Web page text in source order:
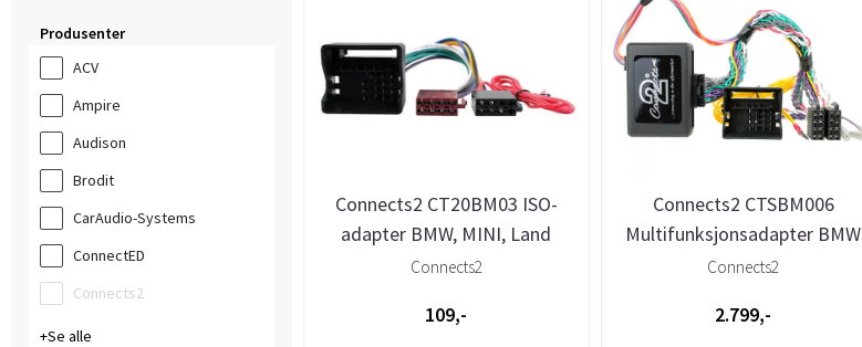
Produsenter
ACV
Ampire
Audison
Brodit
CarAudio-Systems
ConnectED
Connects2
Se alle
Connects2 CT20BM03 ISO-
adapter BMW, MINI, Land
Rover (Quadlock)
Connects2
109,-
Connects2 CTSBM006
Multifunksjonsadapter BMW
2004-> m/ryggesensorer
Connects2
2.799,-